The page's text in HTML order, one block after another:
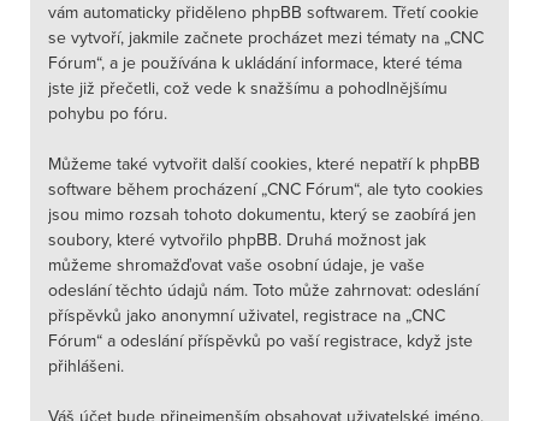
vám automaticky přiděleno phpBB softwarem. Třetí cookie
se vytvoří, jakmile začnete procházet mezi tématy na „CNC
Fórum“, a je používána k ukládání informace, které téma
jste již přečetli, což vede k snažšímu a pohodlnějšímu
pohybu po fóru.
Můžeme také vytvořit další cookies, které nepatří k phpBB
software během procházení „CNC Fórum“, ale tyto cookies
jsou mimo rozsah tohoto dokumentu, který se zaobírá jen
soubory, které vytvořilo phpBB. Druhá možnost jak
můžeme shromažďovat vaše osobní údaje, je vaše
odeslání těchto údajů nám. Toto může zahrnovat: odeslání
příspěvků jako anonymní uživatel, registrace na „CNC
Fórum“ a odeslání příspěvků po vaší registrace, když jste
přihlášeni.
Váš účet bude přinejmenším obsahovat uživatelské jméno,